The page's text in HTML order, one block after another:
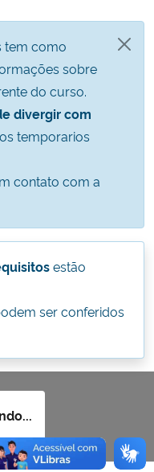
Humanos
tem como
sobre
do curso.
divergir com
temporarios
contato com a
estão
ser conferidos